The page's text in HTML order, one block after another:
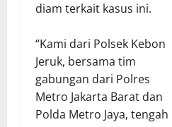
diam terkait kasus ini.
“Kami dari Polsek Kebon
Jeruk, bersama tim
gabungan dari Polres
Metro Jakarta Barat dan
Polda Metro Jaya, tengah